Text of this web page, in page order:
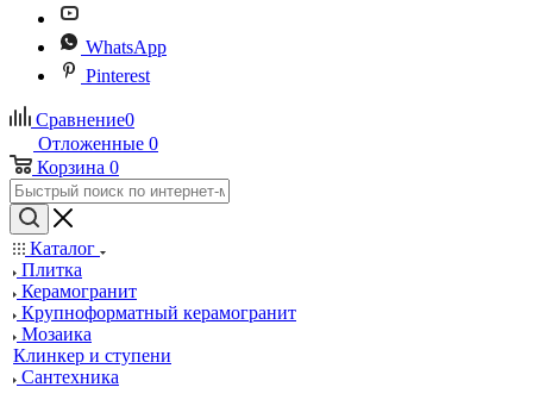
WhatsApp
Pinterest
Сравнение0
Отложенные 0
Корзина 0
Каталог
Плитка
Керамогранит
Крупноформатный керамогранит
Мозаика
Клинкер и ступени
Сантехника